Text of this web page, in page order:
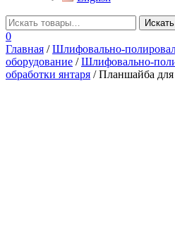
0
Главная /Шлифовально-
оборудование /Шлифовально-
обработки янтаря / Планшайба для